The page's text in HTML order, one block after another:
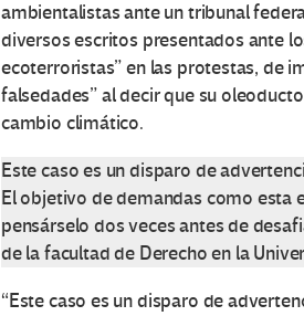
ambientalistas ante un tribunal
diversos escritos presentados ante
ecoterroristas” en las protestas, de
falsedades” al decir que su
cambio climático.
Este caso es un disparo de
El objetivo de demandas como esta
pensárselo dos veces antes de
de la facultad de Derecho en la
“Este caso es un disparo de